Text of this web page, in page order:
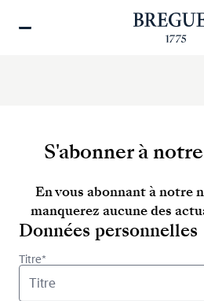
S'abonner à
En vous abonnant à notre
manquerez aucune des
Données personnelles
Titre*
Titre